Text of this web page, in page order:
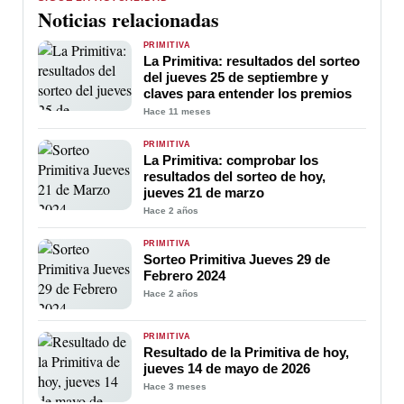
Noticias relacionadas
PRIMITIVA
La Primitiva: resultados del sorteo
del jueves 25 de septiembre y
claves para entender los premios
Hace 11 meses
PRIMITIVA
La Primitiva: comprobar los
resultados del sorteo de hoy,
jueves 21 de marzo
Hace 2 años
PRIMITIVA
Sorteo Primitiva Jueves 29 de
Febrero 2024
Hace 2 años
PRIMITIVA
Resultado de la Primitiva de hoy,
jueves 14 de mayo de 2026
Hace 3 meses